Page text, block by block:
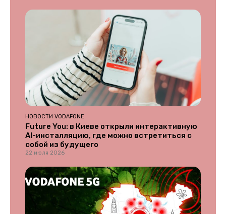
НОВОСТИ VODAFONE
Future You: в Киеве открыли интерактивную
AI-инсталляцию, где можно встретиться с
собой из будущего
22 июля 2026